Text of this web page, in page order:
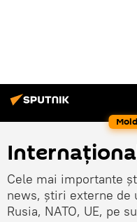
Cele mai importante
news, știri externe de
Rusia, NATO, UE, pe